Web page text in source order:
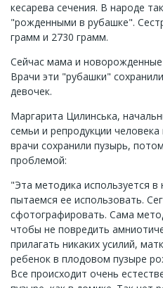
кесарева сечения. В народе
"рожденными в рубашке".
грамм и 2730 грамм.
Сейчас мама и
Врачи эти "рубашки"
девочек.
Маргарита Цилинська,
семьи и репродукции
врачи сохранили пузырь,
проблемой:
"Эта методика используется
пытаемся ее использовать.
сфотографировать. Сама
чтобы не повредить
прилагать никаких усилий,
ребенок в плодовом пузыре
Все происходит очень